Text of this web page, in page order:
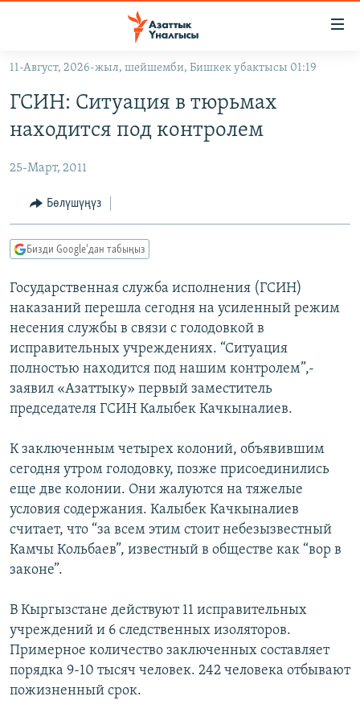
Навигацияга
өтүңүз
салыңыз
САЯСАТ
ЭКОНОМИКА
ДҮЙНӨ
ДҮЙНӨ
БОРБОР АЗИЯ
УКРАИНА
АТАЙЫН ИЛИКТӨӨ
БҮГҮН АЗАТТЫКТА
ЭКСПЕРТТЕР ТАЛДАЙТ
БИЗ ЖАНА ДҮЙНӨ
ДАНИСТЕ
ЭЖЕ-СИҢДИЛЕР
АЗАТТЫК+
ПОДКАСТ
ӨЗГӨЧӨ ПИКИР
Русский
ОНЛАЙН ШЕРИНЕ
ЭЕ/АРнун бардык сайттары
11-Август, 2026-жыл, шейшемби, Бишкек убактысы 01:19
ГСИН: Ситуация в тюрьмах
находится под контролем
25-Март, 2011
Бөлүшүңүз
Бизди Google'дан табыңыз
Государственная служба исполнения (ГСИН)
наказаний перешла сегодня на усиленный режим
несения службы в связи с голодовкой в
исправительных учреждениях. “Ситуация
полностью находится под нашим контролем”,-
заявил «Азаттыку» первый заместитель
председателя ГСИН Калыбек Качкыналиев.
К заключенным четырех колоний, объявившим
сегодня утром голодовку, позже присоединились
еще две колонии. Они жалуются на тяжелые
условия содержания. Калыбек Качкыналиев
считает, что “за всем этим стоит небезызвестный
Камчы Кольбаев”, известный в обществе как “вор в
законе”.
В Кыргызстане действуют 11 исправительных
учреждений и 6 следственных изоляторов.
Примерное количество заключенных составляет
порядка 9-10 тысяч человек. 242 человека отбывают
пожизненный срок.